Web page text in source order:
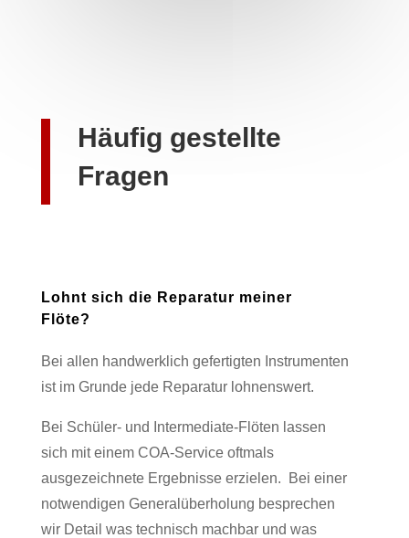
Häufig gestellte
Fragen
Lohnt sich die Reparatur meiner
Flöte?
Bei allen handwerklich gefertigten Instrumenten
ist im Grunde jede Reparatur lohnenswert.
Bei Schüler- und Intermediate-Flöten lassen
sich mit einem COA-Service oftmals
ausgezeichnete Ergebnisse erzielen.
Bei einer
notwendigen Generalüberholung besprechen
wir Detail was technisch machbar und was